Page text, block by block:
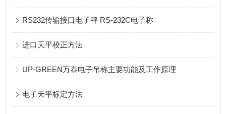
RS232传输接口电子秤 RS-232C电子称
进口天平校正方法
UP-GREEN万泰电子吊称主要功能及工作原理
电子天平标定方法